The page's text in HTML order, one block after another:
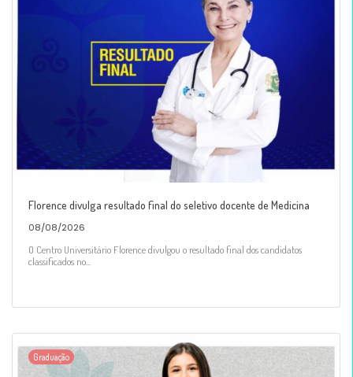
Florence divulga resultado final do seletivo docente de Medicina
08/08/2026
O Centro Universitário Florence divulgou o resultado final dos candidatos
classificados no...
Graduação